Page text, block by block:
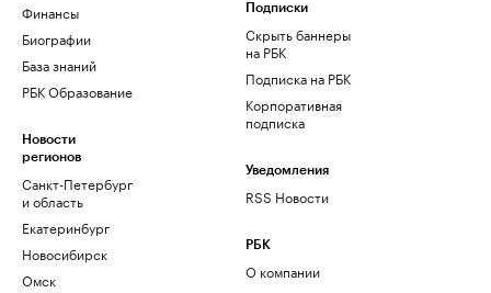
Финансы
Биографии
База знаний
РБК Образование
Новости
регионов
Санкт-Петербург
и область
Екатеринбург
Новосибирск
Омск
Подписки
Скрыть баннеры
на РБК
Подписка на РБК
Корпоративная
подписка
Уведомления
RSS Новости
РБК
О компании